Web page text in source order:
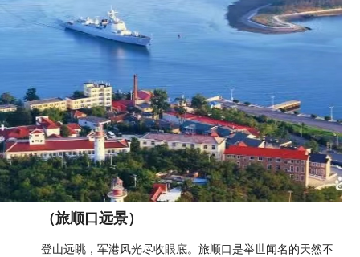
（旅顺口远景）
登山远眺，军港风光尽收眼底。旅顺口是举世闻名的天然不